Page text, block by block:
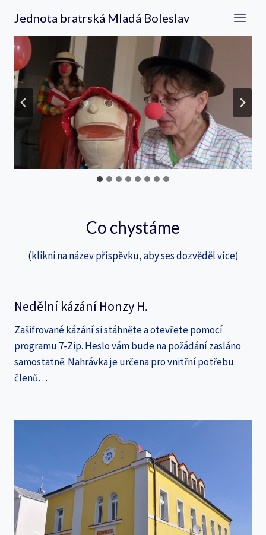
obsah
Jednota bratrská Mladá Boleslav
Co chystáme
(klikni na název příspěvku, aby ses dozvěděl více)
Nedělní kázání Honzy H.
Zašifrované kázání si stáhněte a otevřete pomocí
programu 7-Zip. Heslo vám bude na požádání zasláno
samostatně. Nahrávka je určena pro vnitřní potřebu
členů…